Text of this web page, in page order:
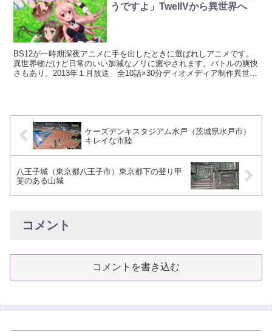
うですよ」TwellVから異世界へ
BS12が一時期深夜アニメに手を出したときに選ばれしアニメです。
異世界物だけど日常のいい加減なノリに癒やされます。バトルの爽快
さもあり。2013年１月放送 全10話×30分ディオメディア制作異世界
ケーズデンキスタジアム水戸（茨城県水戸市）
キレイな市陸
八王子城（東京都八王子市）東京都下の登り甲
斐のある山城
コメント
コメントを書き込む